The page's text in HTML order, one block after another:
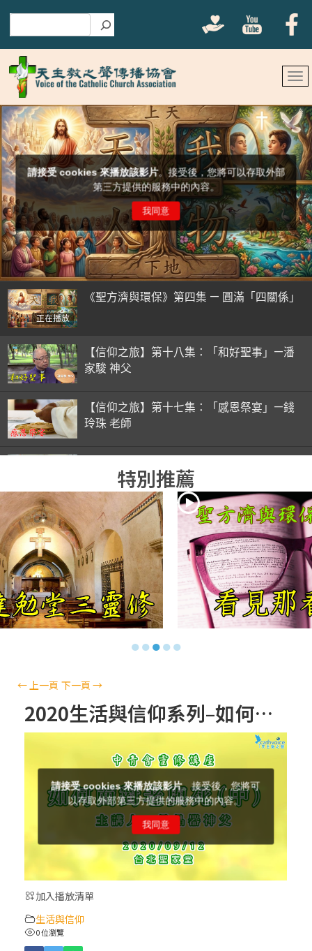
正在播放
《聖方濟與環保》第四集 — 圓滿「四關係」
【信仰之旅】第十八集：「和好聖事」—潘
家駿 神父
【信仰之旅】第十七集：「感恩祭宴」—錢
玲珠 老師
錢玲珠 老師
【信仰之旅】第十五集：「入門聖事」—錢
玲珠 老師
【信仰之旅】第十四集：「天主十誡(下)」
—金毓瑋 神父
【信仰之旅】第十三集：「天主十誡(上)」
—金毓瑋 神父
【信仰之旅】第十二集：「聖母、聖人」—
【信仰之旅】第十一集：「教 會」(推廣片)
【信仰之旅】第十一集：「教 會」—林必能
神父
【信仰之旅】第十集：「逾越奧蹟」— 錢玲
珠老師
(5)黃敏正主教帶你做「四旬期避靜」—【逾
特別推薦
●●●●●
← 上一頁 下一頁→
2020生活與信仰系列–如何面對老年與死亡(中)
加入播放清單
生活與信仰
0 位瀏覽